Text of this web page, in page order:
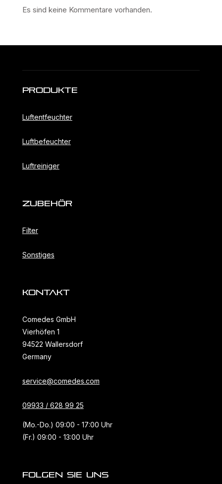
Es sind keine Kommentare vorhanden.
Produkte
Luftentfeuchter
Luftbefeuchter
Luftreiniger
ZubehöR
Filter
Sonstiges
KONTAKT
Comedes GmbH
Vierhöfen 1
94522 Wallersdorf
Germany
service@comedes.com
09933 / 628 99 25
(Mo.-Do.) 09:00 - 17:00 Uhr
(Fr.) 09:00 - 13:00 Uhr
FOLGEN SIE UNS